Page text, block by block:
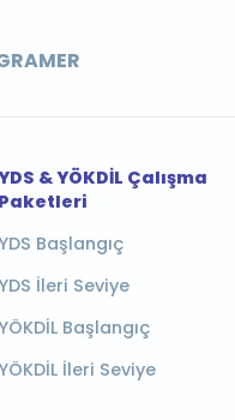
& YÖKDİL Çalışma
Paketleri
YDS Başlangıç
YDS İleri Seviye
YÖKDİL Başlangıç
YÖKDİL İleri Seviye